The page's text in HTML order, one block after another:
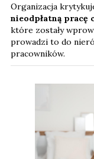
Organizacja
nieodpłatną pracę
które zostały
prowadzi to do
pracowników.